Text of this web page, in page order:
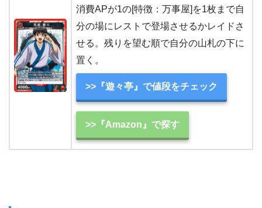
消費APが1の[特徴：万事屋]を1枚まで自
分の場にレストで登場させるかレイドさ
せる。残りを望む順で自分の山札の下に
置く。
>>『遊々亭』で値段をチェック
>>『Amazon』で探す